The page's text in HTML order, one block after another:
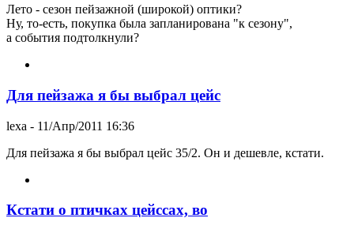
Лето - сезон пейзажной (широкой) оптики?
Ну, то-есть, покупка была запланирована "к сезону",
а события подтолкнули?
Для пейзажа я бы выбрал цейс
lexa - 11/Апр/2011 16:36
Для пейзажа я бы выбрал цейс 35/2. Он и дешевле, кстати.
Кстати о птичках цейссах, во